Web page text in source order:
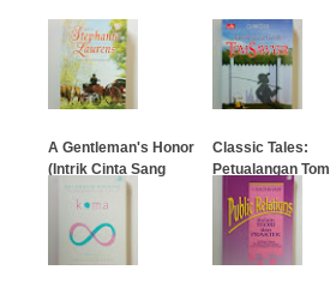
A Gentleman's Honor
(Intrik Cinta Sang
Mata-Mata)
Classic Tales:
Petualangan Tom
Sawyer